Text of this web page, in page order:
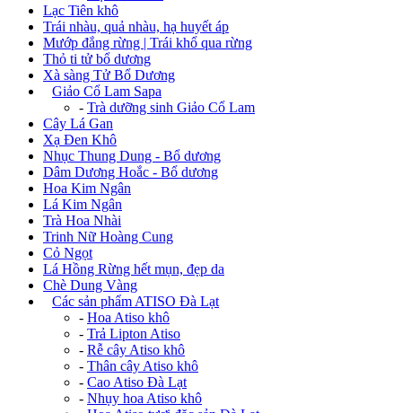
Lạc Tiên khô
Trái nhàu, quả nhàu, hạ huyết áp
Mướp đắng rừng | Trái khổ qua rừng
Thỏ ti tử bổ dương
Xà sàng Tử Bổ Dương
Giảo Cổ Lam Sapa
- Trà dưỡng sinh Giảo Cổ Lam
Cây Lá Gan
Xạ Đen Khô
Nhục Thung Dung - Bổ dương
Dâm Dương Hoắc - Bổ dương
Hoa Kim Ngân
Lá Kim Ngân
Trà Hoa Nhài
Trinh Nữ Hoàng Cung
Cỏ Ngọt
Lá Hồng Rừng hết mụn, đẹp da
Chè Dung Vàng
Các sản phẩm ATISO Đà Lạt
- Hoa Atiso khô
- Trả Lipton Atiso
- Rễ cây Atiso khô
- Thân cây Atiso khô
- Cao Atiso Đà Lạt
- Nhụy hoa Atiso khô